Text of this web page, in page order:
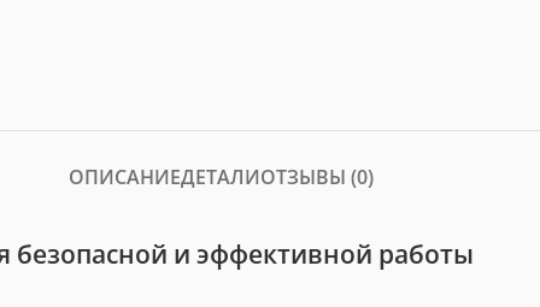
ОПИСАНИЕДЕТАЛИОТЗЫВЫ (0)
безопасной и эффективной работы